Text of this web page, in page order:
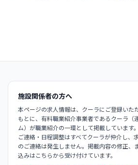
施設関係者の方へ
本ページの求人情報は、クーラにご登録いた
もとに、有料職業紹介事業者であるクーラ（
ム）が職業紹介の一環として掲載しています
ご連絡・日程調整はすべてクーラが仲介し、
のご連絡は発生しません。掲載内容の修正、
込みはこちらから受け付けています。